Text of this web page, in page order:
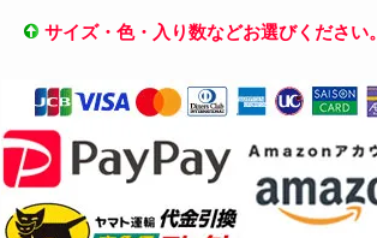
サイズ・色・入り数などお選びください。